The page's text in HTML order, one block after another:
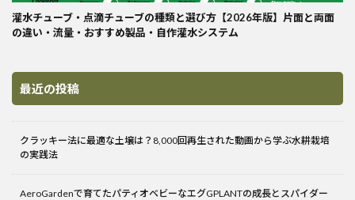
灌水チューブ・点滴チューブの種類と選び方【2026年版】片面と両面
の違い・流量・おすすめ製品・自作灌水システム
最近の投稿
クラッキー法に最適な土壌は？8,000回再生された動画から学ぶ水耕栽培
の実践法
AeroGardenで育てたパティオベビーなエグGPLANTの成長とスパイダー